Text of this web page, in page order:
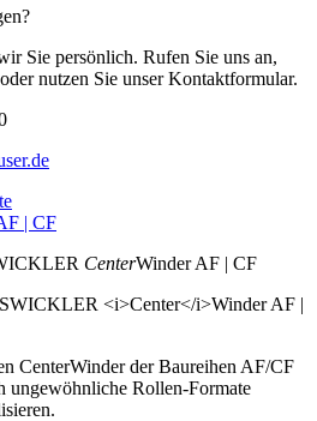
Sie persönlich. Rufen Sie uns an,
nutzen Sie unser Kontaktformular.
| CF
CenterWinder AF | CF
CenterWinder der Baureihen AF/CF
ungewöhnliche Rollen-Formate